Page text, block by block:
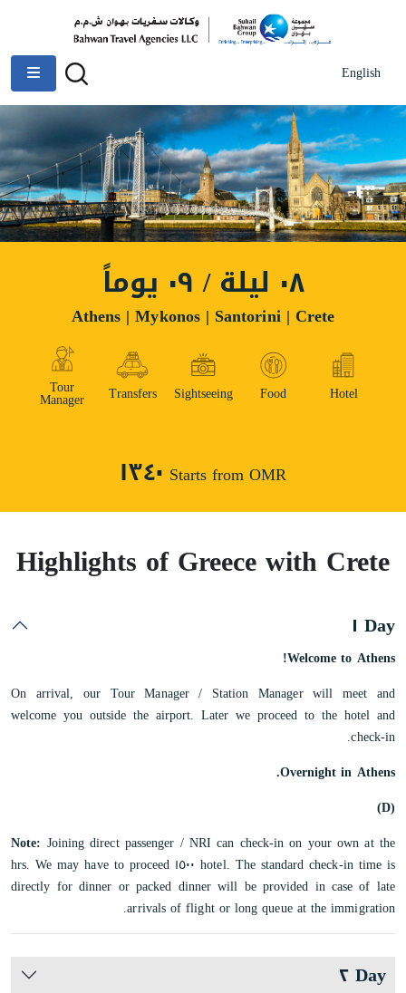
English
٠٨ ليلة / ٠٩ يوماً
Athens | Mykonos | Santorini | Crete
Hotel
Food
Sightseeing
Transfers
Tour
Manager
Starts from OMR ١٣٤٠
Highlights of Greece with Crete
Day ١
Welcome to Athens!
On arrival, our Tour Manager / Station Manager will meet and
welcome you outside the airport. Later we proceed to the hotel and
check-in.
Overnight in Athens.
(D)
Note: Joining direct passenger / NRI can check-in on your own at the
hotel. The standard check-in time is ١٥٠٠ hrs. We may have to proceed
directly for dinner or packed dinner will be provided in case of late
arrivals of flight or long queue at the immigration.
Day ٢